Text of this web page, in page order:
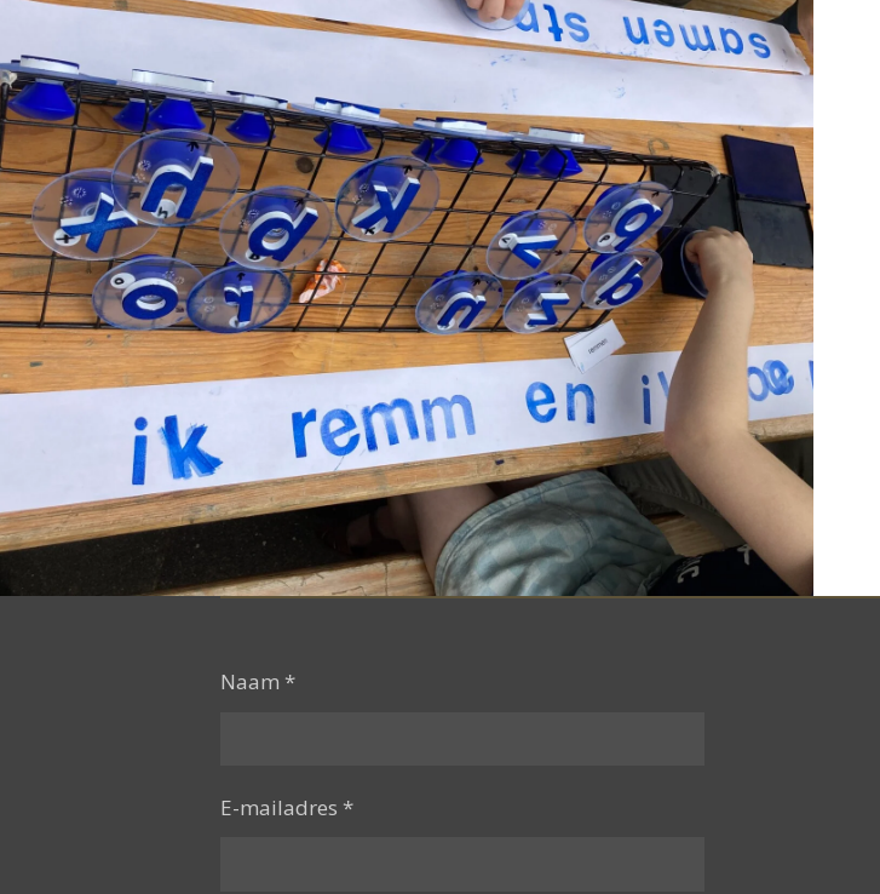
Naam *
E-mailadres *